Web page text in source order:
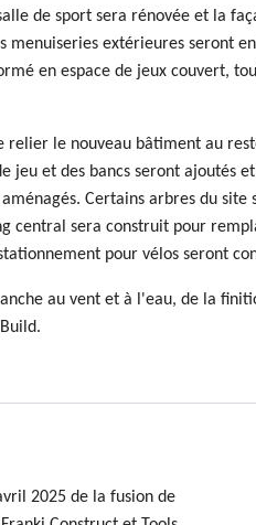
de sport sera rénovée et la
extérieures seront
en espace de jeux couvert,
relier le nouveau bâtiment au
jeu et des bancs seront ajoutés
Certains arbres du site
central sera construit pour
pour vélos seront
au vent et à l'eau, de la
2025 de la fusion de